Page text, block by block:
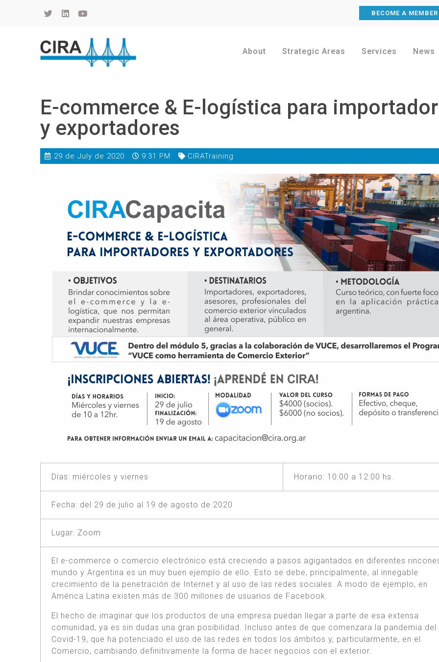
BECOME A MEMBER
About Strategic Areas Services News
E-commerce & E-logística para
y exportadores
29 de July de 2020 9:31 PM CIRATraining
Días: miércoles y viernes Horario: 10:00 a 12:00 hs.
Fecha: del 29 de julio al 19 de agosto de 2020
Lugar: Zoom
El e-commerce o comercio electrónico está creciendo a pasos agigantados en diferentes
mundo y Argentina es un muy buen ejemplo de ello. Esto se debe, principalmente, al innegable
crecimiento de la penetración de Internet y al uso de las redes sociales. A modo de ejemplo, en
América Latina existen más de 300 millones de usuarios de Facebook.
El hecho de imaginar que los productos de una empresa puedan llegar a parte de esa extensa
comunidad, ya es sin dudas una gran posibilidad. Incluso antes de que comenzara la pandemia del
Covid-19, que ha potenciado el uso de las redes en todos los ámbitos y, particularmente, en el
Comercio, cambiando definitivamente la forma de hacer negocios con el exterior.